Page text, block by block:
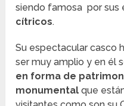
siendo famosa por sus
cítricos.
Su espectacular casco
ser muy amplio y en él
en forma de
monumental que